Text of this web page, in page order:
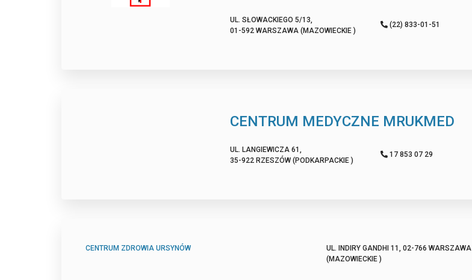
UL. SŁOWACKIEGO 5/13,
01-592 WARSZAWA (MAZOWIECKIE )
(22) 833-01-51
CENTRUM MEDYCZNE MRUKMED
UL. LANGIEWICZA 61,
35-922 RZESZÓW (PODKARPACKIE )
17 853 07 29
CENTRUM ZDROWIA URSYNÓW
UL. INDIRY GANDHI 11, 02-766 WARSZAWA
(MAZOWIECKIE )